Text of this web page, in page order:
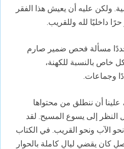
ولكن عليه أن يعيش هذا الفقر
داخليًا لله وللقريب.
مسألة فحص ضمير صارم
خاص بالنسبة للكهنة،
وجماعات.
أن ننطلق من محتواها
النظر إلى يسوع المسيح. لقد
الآب ونحو القريب. في الكتاب
يقضي ليالٍ كاملة بالحوار